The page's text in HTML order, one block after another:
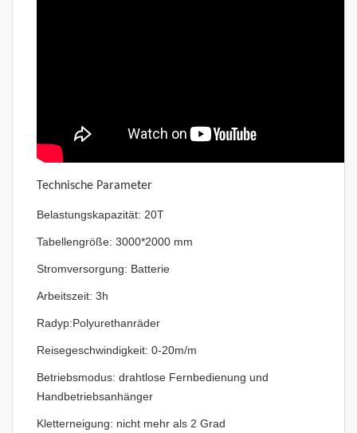
Technische Parameter
Belastungskapazität: 20T
Tabellengröße: 3000*2000 mm
Stromversorgung: Batterie
Arbeitszeit: 3h
Radyp:Polyurethanräder
Reisegeschwindigkeit: 0-20m/m
Betriebsmodus: drahtlose Fernbedienung und
Handbetriebsanhänger
Kletterneigung: nicht mehr als 2 Grad